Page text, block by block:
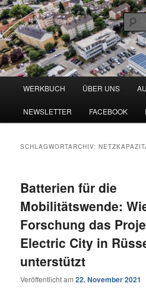
Zum
primären
Inhalt
springen
Zum
sekundären
Inhalt
springenWerkbuch Online
Blog zu den Themen Energieeffizienz
WERKBUCH ÜBER UNS
NEWSLETTER FACEBOOK
SCHLAGWORTARCHIV:
Batterien für die
Mobilitätswende:
Forschung das
Electric City in
unterstützt
Veröffentlicht am22. November 2021